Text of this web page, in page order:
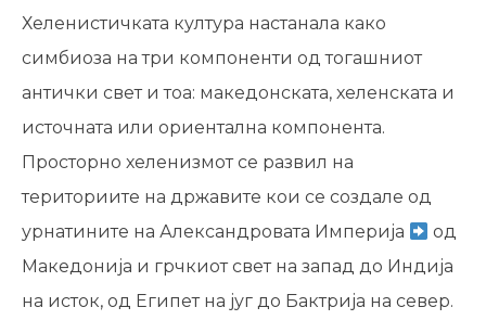
Хеленистичката култура настанала како
симбиоза на три компоненти од тогашниот
антички свет и тоа: македонската, хеленската и
источната или ориентална компонента.
Просторно хеленизмот се развил на
териториите на државите кои се создале од
урнатините на Александровата Империја
од
Македонија и грчкиот свет на запад до Индија
на исток, од Египет на југ до Бактрија на север.